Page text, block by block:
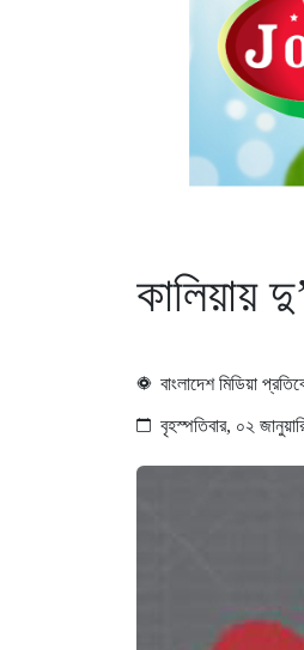
কালিয়ায়
বাংলাদেশ মিডিয়া
বৃহস্পতিবার, ০২